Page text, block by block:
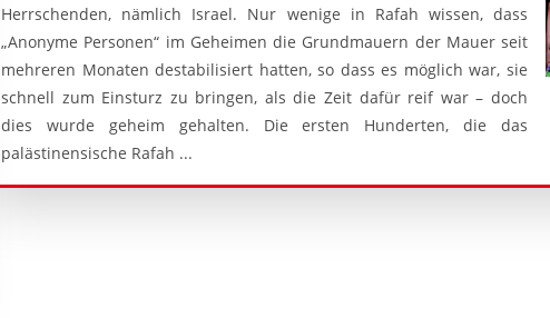
Herrschenden, nämlich Israel. Nur wenige in Rafah wissen, dass
„Anonyme Personen“ im Geheimen die Grundmauern der Mauer seit
mehreren Monaten destabilisiert hatten, so dass es möglich war, sie
schnell zum Einsturz zu bringen, als die Zeit dafür reif war – doch
dies wurde geheim gehalten. Die ersten Hunderten, die das
palästinensische Rafah ...